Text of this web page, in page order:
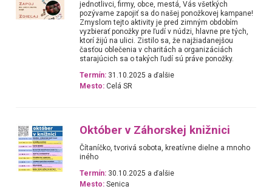
jednotlivci, firmy, obce, mestá, Vás všetkých
pozývame zapojiť sa do našej ponožkovej kampane!
Zmyslom tejto aktivity je pred zimným obdobím
vyzbierať ponožky pre ľudí v núdzi, hlavne pre tých,
ktorí žijú na ulici. Zistilo sa, že najžiadanejšou
časťou oblečenia v charitách a organizáciách
starajúcich sa o takých ľudí sú práve ponožky.
Termín: 31.10.2025 a ďalšie
Mesto: Celá SR
Október v Záhorskej knižnici
Čítaníčko, tvorivá sobota, kreatívne dielne a mnoho
iného
Termín: 30.10.2025 a ďalšie
Mesto: Senica